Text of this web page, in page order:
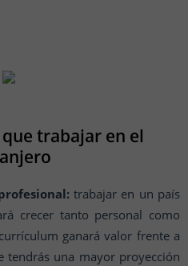
trabajar en el
trabajar en un país
crecer tanto personal como
ganará valor frente a
tendrás una mayor proyección